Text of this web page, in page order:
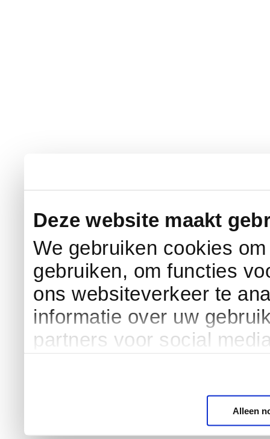
Deze website maakt
We gebruiken cookies
gebruiken, om functies
ons websiteverkeer te
informatie over uw
partners voor social
Alleen